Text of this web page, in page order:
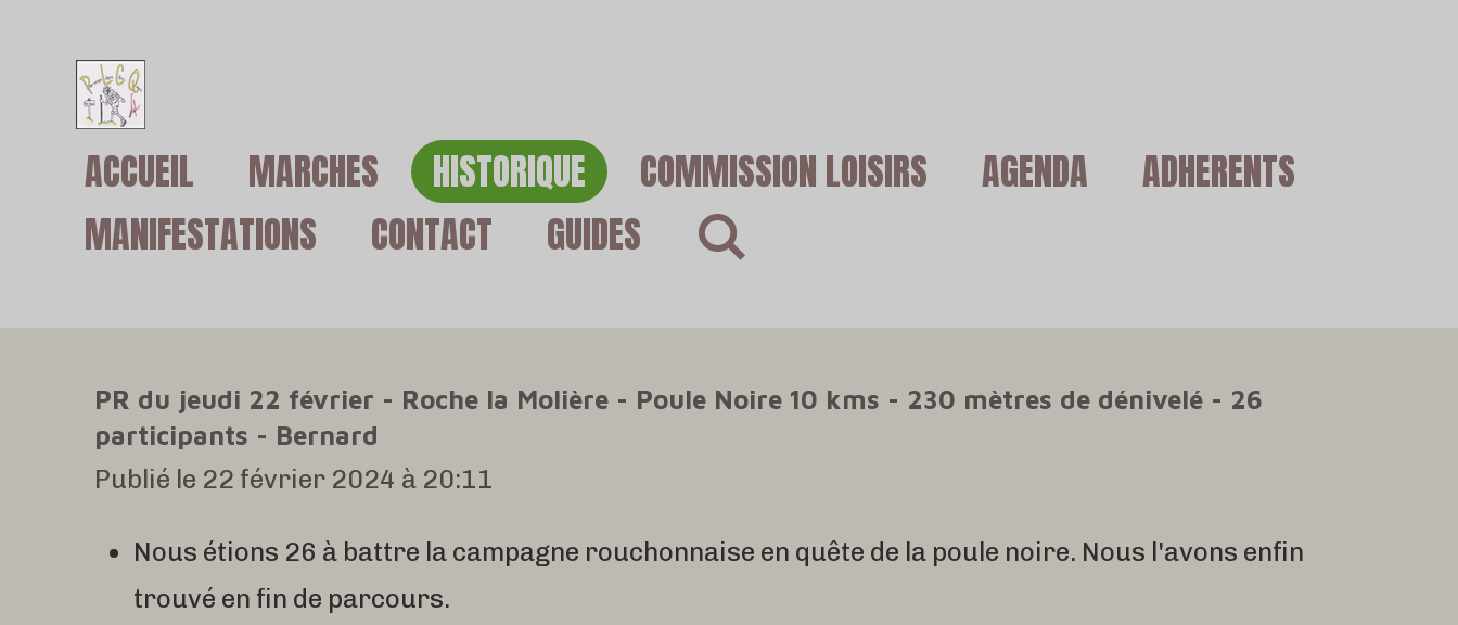
contenu
principalACCUEIL MARCHES HISTORIQUE COMMISSION LOISIRS AGENDA
ADHERENTS
MANIFESTATIONS
CONTACT GUIDES
PR du jeudi 22 février - Roche la Molière - Poule Noire 10 kms - 230 mètres de dénivelé - 26
participants - Bernard
Publié le 22 février 2024 à 20:11
Nous étions 26 à battre la campagne rouchonnaise en quête de la poule noire. Nous l'avons enfin
trouvé en fin de parcours.